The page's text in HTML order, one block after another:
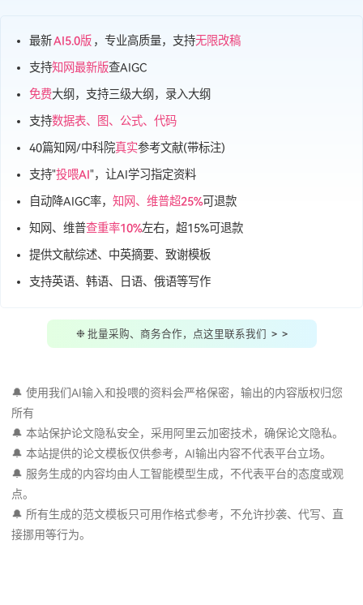
投喂AI - 上传参考资料生成
最新AI5.0版，专业高质量，支持
支持知网最新版 查AIGC
40篇知网/中科院
真实 参考文献(带标注)
支持"投喂AI
"，让AI学习指定资料
自动降AIGC率，知网、维普超25%
提供文献综述、中英摘要、致谢模板
❉ 批量采购、商务合作，点这里联系我们 > >
🔔 使用我们AI输入和投喂的资料会严格保密，输出的内容版权
所有
🔔 本站保护论文隐私安全，采用阿里云加密技术，确保论文隐